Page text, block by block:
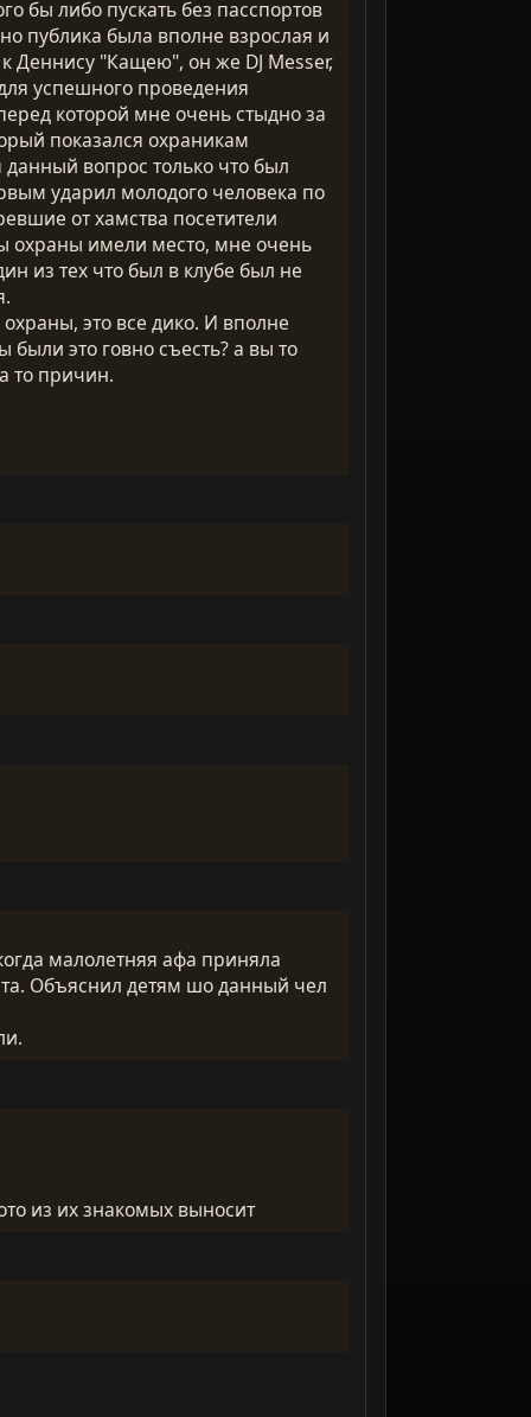
бы либо пускать без пасспортов
публика была вполне взрослая и
Деннису "Кащею", он же DJ Messer,
успешного проведения
которой мне очень стыдно за
показался охраникам
вопрос только что был
ударил молодого человека по
от хамства посетители
охраны имели место, мне очень
из тех что был в клубе был не
это все дико. И вполне
это говно съесть? а вы то
то причин.
малолетняя афа приняла
Объяснил детям шо данный чел
из их знакомых выносит